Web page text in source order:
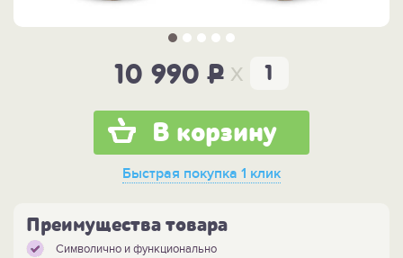
10 990P x
В корзину
Быстрая покупка 1 клик
Преимущества товара
Символично и функционально